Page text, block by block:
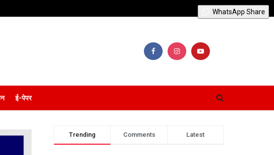
ई-पेपर
Trending Comments Latest
WhatsApp Share